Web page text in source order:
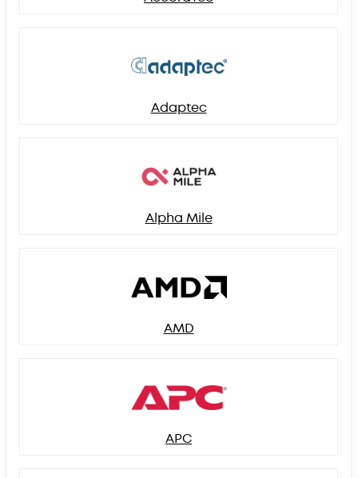
Adaptec
Alpha Mile
AMD
APC